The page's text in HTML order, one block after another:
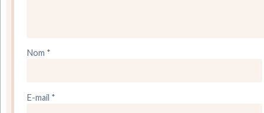
Nom *
E-mail *